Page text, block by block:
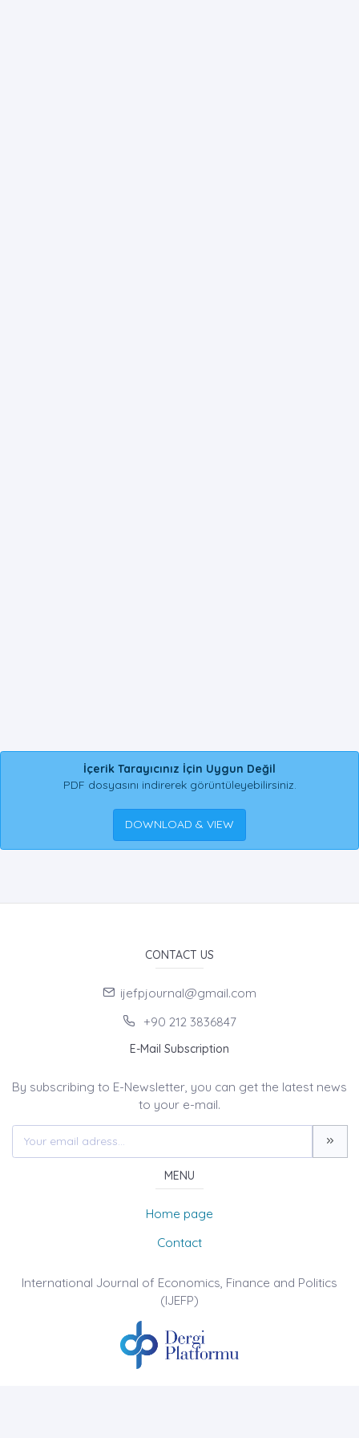
İçerik Tarayıcınız İçin Uygun Değil
PDF dosyasını indirerek görüntüleyebilirsiniz.
DOWNLOAD & VIEW
CONTACT US
ijefpjournal@gmail.com
+90 212 3836847
E-Mail Subscription
By subscribing to E-Newsletter, you can get the latest news
to your e-mail.
MENU
Home page
Contact
International Journal of Economics, Finance and Politics
(IJEFP)